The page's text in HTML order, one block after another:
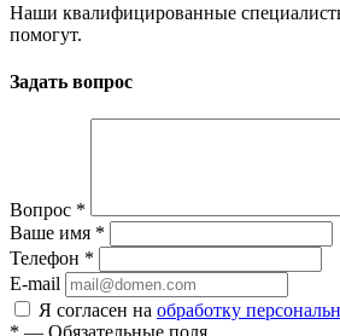
Наши квалифицированные
помогут.
Задать вопрос
Вопрос *
Ваше имя *
Телефон *
E-mail
Я согласен на обработку